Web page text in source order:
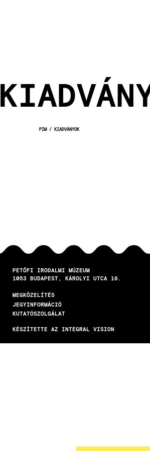
PIM KIADVÁNYOK
PETŐFI IRODALMI MÚZEUM
1053
BUDAPEST KÁROLYI UTCA 16.
LÁBLÉC
MEGKÖZELÍTÉS
JEGYINFORMÁCIÓ
KUTATÓSZOLGÁLAT
KÉSZÍTETTE AZ INTEGRAL VISION